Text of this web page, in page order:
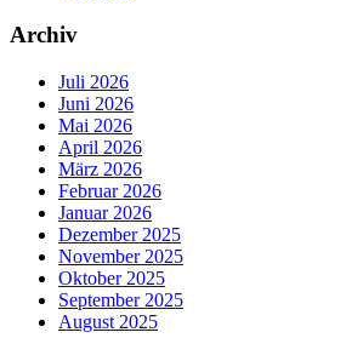
Archiv
Juli 2026
Juni 2026
Mai 2026
April 2026
März 2026
Februar 2026
Januar 2026
Dezember 2025
November 2025
Oktober 2025
September 2025
August 2025